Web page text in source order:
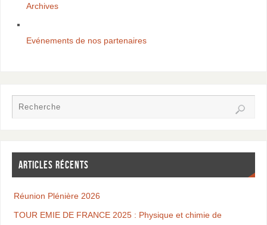
Archives
Evénements de nos partenaires
ARTICLES RÉCENTS
Réunion Plénière 2026
TOUR EMIE DE FRANCE 2025 : Physique et chimie de